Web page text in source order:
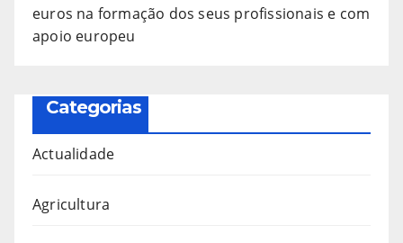
euros na formação dos seus profissionais e com
apoio europeu
Categorias
Actualidade
Agricultura